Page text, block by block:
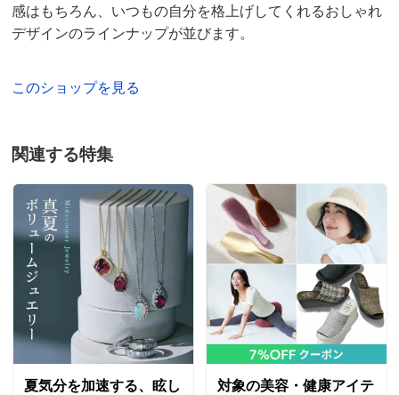
≪5mm・45cm・12g≫約幅5mm・長さ45cm、重量約12g
≪4mm・50cm・11g≫約幅4mm・長さ50cm、重量約11g
■フック式
す。
■原産国：アメリカ製
サイズ表記について（ジュエリー）
感はもちろん、いつもの自分を格上げしてくれるおしゃれ
デザインのラインナップが並びます。
このショップを見る
関連する特集
夏気分を加速する、眩し
対象の美容・健康アイテ